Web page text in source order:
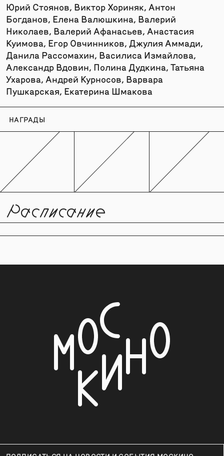
Юрий Стоянов, Виктор Хориняк, Антон
Богданов, Елена Валюшкина, Валерий
Николаев, Валерий Афанасьев, Анастасия
Куимова, Егор Овчинников, Джулия Аммади,
Данила Рассомахин, Василиса Измайлова,
Александр Вдовин, Полина Дудкина, Татьяна
Ухарова, Андрей Курносов, Варвара
Пушкарская, Екатерина Шмакова
НАГРАДЫ
Расписание